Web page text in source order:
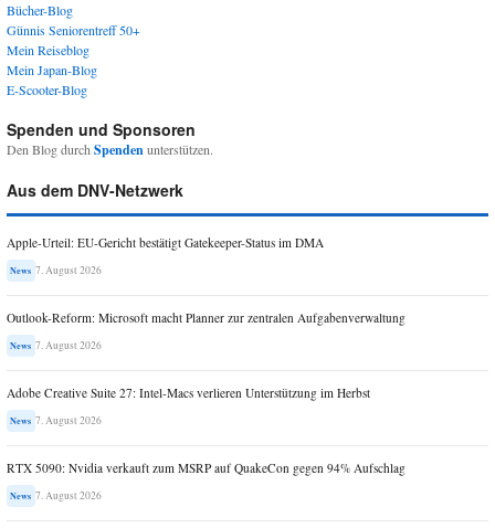
Bücher-Blog
Günnis Seniorentreff 50+
Mein Reiseblog
Mein Japan-Blog
E-Scooter-Blog
Spenden und Sponsoren
Den Blog durchSpendenunterstützen.
Aus dem DNV-Netzwerk
Apple-Urteil: EU-Gericht bestätigt Gatekeeper-Status im DMA
News 7. August 2026
Outlook-Reform: Microsoft macht Planner zur zentralen Aufgabenverwaltung
News 7. August 2026
Adobe Creative Suite 27: Intel-Macs verlieren Unterstützung im Herbst
News 7. August 2026
RTX 5090: Nvidia verkauft zum MSRP auf QuakeCon gegen 94% Aufschlag
News 7. August 2026